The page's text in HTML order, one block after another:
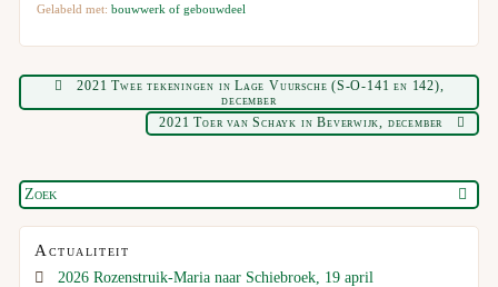
Gelabeld met:bouwwerk of gebouwdeel
2021 Twee tekeningen in Lage Vuursche (S-O-141 en 142),
december
2021 Toer van Schayk in Beverwijk, december
Actualiteit
2026 Rozenstruik-Maria naar Schiebroek, 19 april